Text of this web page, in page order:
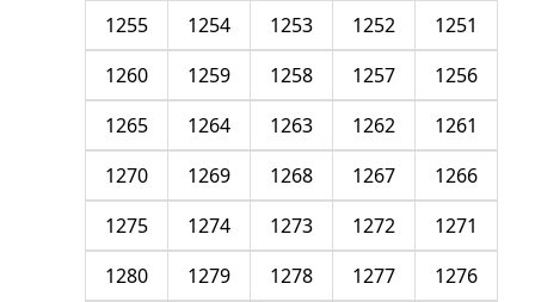
1251
1252
1253
1254
1255
1256
1257
1258
1259
1260
1261
1262
1263
1264
1265
1266
1267
1268
1269
1270
1271
1272
1273
1274
1275
1276
1277
1278
1279
1280